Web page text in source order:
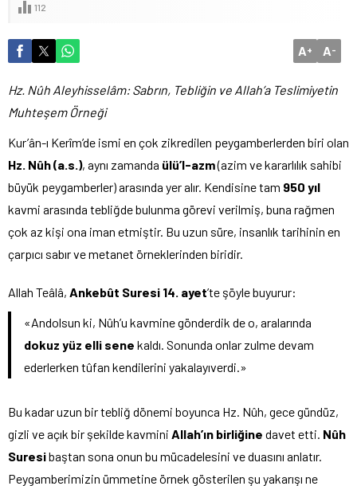
112
A+ A-
Hz. Nûh Aleyhisselâm: Sabrın, Tebliğin ve Allah’a Teslimiyetin
Muhteşem Örneği
Kur’ân-ı Kerîm’de ismi en çok zikredilen peygamberlerden biri olan
Hz. Nûh (a.s.), aynı zamanda ülü’l-azm(azim ve kararlılık sahibi
büyük peygamberler) arasında yer alır. Kendisine tam 950 yıl
kavmi arasında tebliğde bulunma görevi verilmiş, buna rağmen
çok az kişi ona iman etmiştir. Bu uzun süre, insanlık tarihinin en
çarpıcı sabır ve metanet örneklerinden biridir.
Allah Teâlâ, Ankebût Suresi 14. ayet’te şöyle buyurur:
«Andolsun ki, Nûh’u kavmine gönderdik de o, aralarında
dokuz yüz elli sene kaldı. Sonunda onlar zulme devam
ederlerken tûfan kendilerini yakalayıverdi.»
Bu kadar uzun bir tebliğ dönemi boyunca Hz. Nûh, gece gündüz,
gizli ve açık bir şekilde kavmini Allah’ın birliğine davet etti. Nûh
Suresibaştan sona onun bu mücadelesini ve duasını anlatır.
Peygamberimizin ümmetine örnek gösterilen şu yakarışı ne